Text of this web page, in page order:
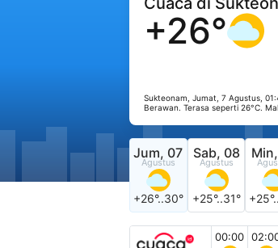
+26°
Sukteonam, Jumat, 7 Agustus,
Berawan. Terasa seperti 26°C.
Jum, 07
Agustus
+26°..30°
Sab, 08
Agustus
+25°..31°
00:00